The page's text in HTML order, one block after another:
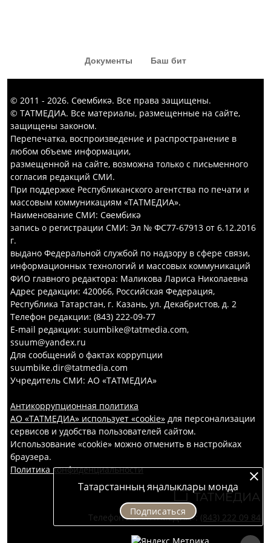
Татарстанның яңалыклары монда
Подписаться
Документы Баш бит
© 2011 - 2026. Сөембикә. Все права защищены.
© ТАТМЕДИА. Все материалы, размещенные на сайте,
защищены законом.
Перепечатка, воспроизведение и распространение в
любом объеме информации,
размещенной на сайте, возможна только с письменного
согласия редакций СМИ.
При поддержке Республиканского агентства по печати и
массовым коммуникациям «ТАТМЕДИА».
Наименование СМИ: Сөембикә
запись о регистрации СМИ: Эл № ФС77-67913 от 6.12.2016
г.
выдано Федеральной службой по надзору в сфере связи,
информационных технологий и массовых коммуникаций
ФИО главного редактора: Маликова Лариса Николаевна
Адрес редакции: 420066, Российская Федерация,
Республика Татарстан, г. Казань, ул. Декабристов, д. 2
Телефон редакции: (843) 222-09-77
E-mail редакции: suumbike@tatmedia.com,
ssuum@yandex.ru
Для сообщений о фактах коррупции
suumbike.dir@tatmedia.com
Учредитель СМИ: АО «ТАТМЕДИА»
Антикоррупционная политика
АО «ТАТМЕДИА» использует «cookie» для персонализации
сервисов и удобства пользователей сайтом.
Использование «cookie» можно отменить в настройках
браузера.
Политика конфиденциальности
Телефон АО «ТАТМЕДИА»: (843) 222 09 84